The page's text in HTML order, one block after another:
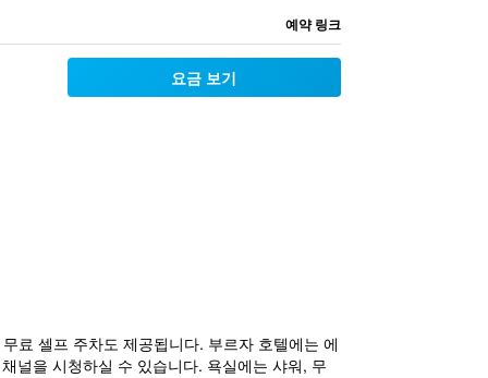
예약 링크
요금 보기
료 셀프 주차도 제공됩니다. 부르자 호텔에는 에
널을 시청하실 수 있습니다. 욕실에는 샤워, 무